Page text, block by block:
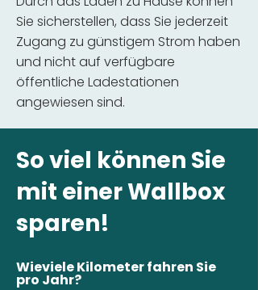
Sie sicherstellen, dass Sie jederzeit
Zugang zu günstigem Strom haben
und nicht auf verfügbare
öffentliche Ladestationen
angewiesen sind.
So viel können Sie
mit einer Wallbox
sparen!
Wieviele Kilometer fahren Sie
pro Jahr?